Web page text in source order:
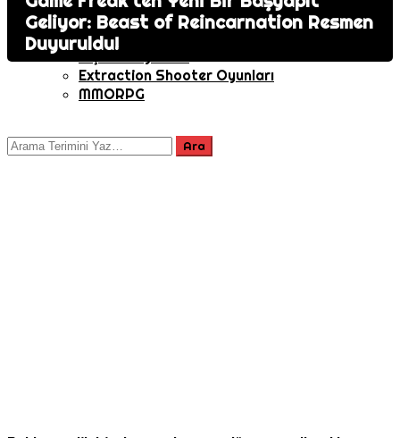
Oyuncu Sayısı
Nişancı Oyunları
Extraction Shooter Oyunları
MMORPG
Geliyor: Beast of Reincarnation Resmen
Duyuruldu!